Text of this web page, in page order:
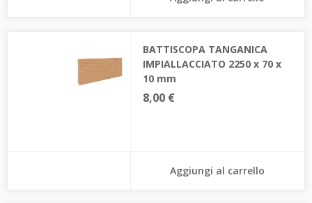
BATTISCOPA TANGANICA
IMPIALLACCIATO 2250 x 70 x
10 mm
8,00 €
Aggiungi al carrello